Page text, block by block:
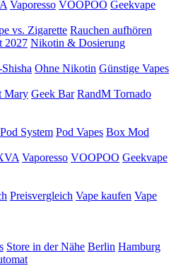
Vaporesso VOOPOO Geekvape
vs. Zigarette Rauchen aufhören
2027 Nikotin & Dosierung
Ohne Nikotin Günstige Vapes
Mary Geek Bar RandM Tornado
Pod System Pod Vapes Box Mod
Vaporesso VOOPOO Geekvape
Preisvergleich Vape kaufen Vape
Store in der Nähe Berlin Hamburg